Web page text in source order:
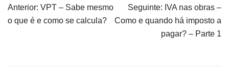
Navegação
de
Anterior: VPT – Sabe mesmo
o que é e como se calcula?
Seguinte: IVA nas obras –
Como e quando há imposto a
pagar? – Parte 1